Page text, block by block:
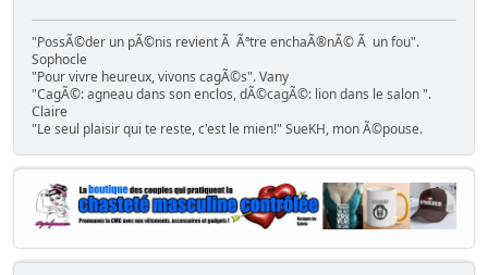
"PossÃ©der un pÃ©nis revient Ã Ãªtre enchaÃ®nÃ© Ã un fou".
Sophocle
"Pour vivre heureux, vivons cagÃ©s". Vany
"CagÃ©: agneau dans son enclos, dÃ©cagÃ©: lion dans le salon ".
Claire
"Le seul plaisir qui te reste, c'est le mien!" SueKH, mon Ã©pouse.